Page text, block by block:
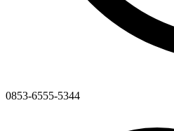
0853-6555-5344